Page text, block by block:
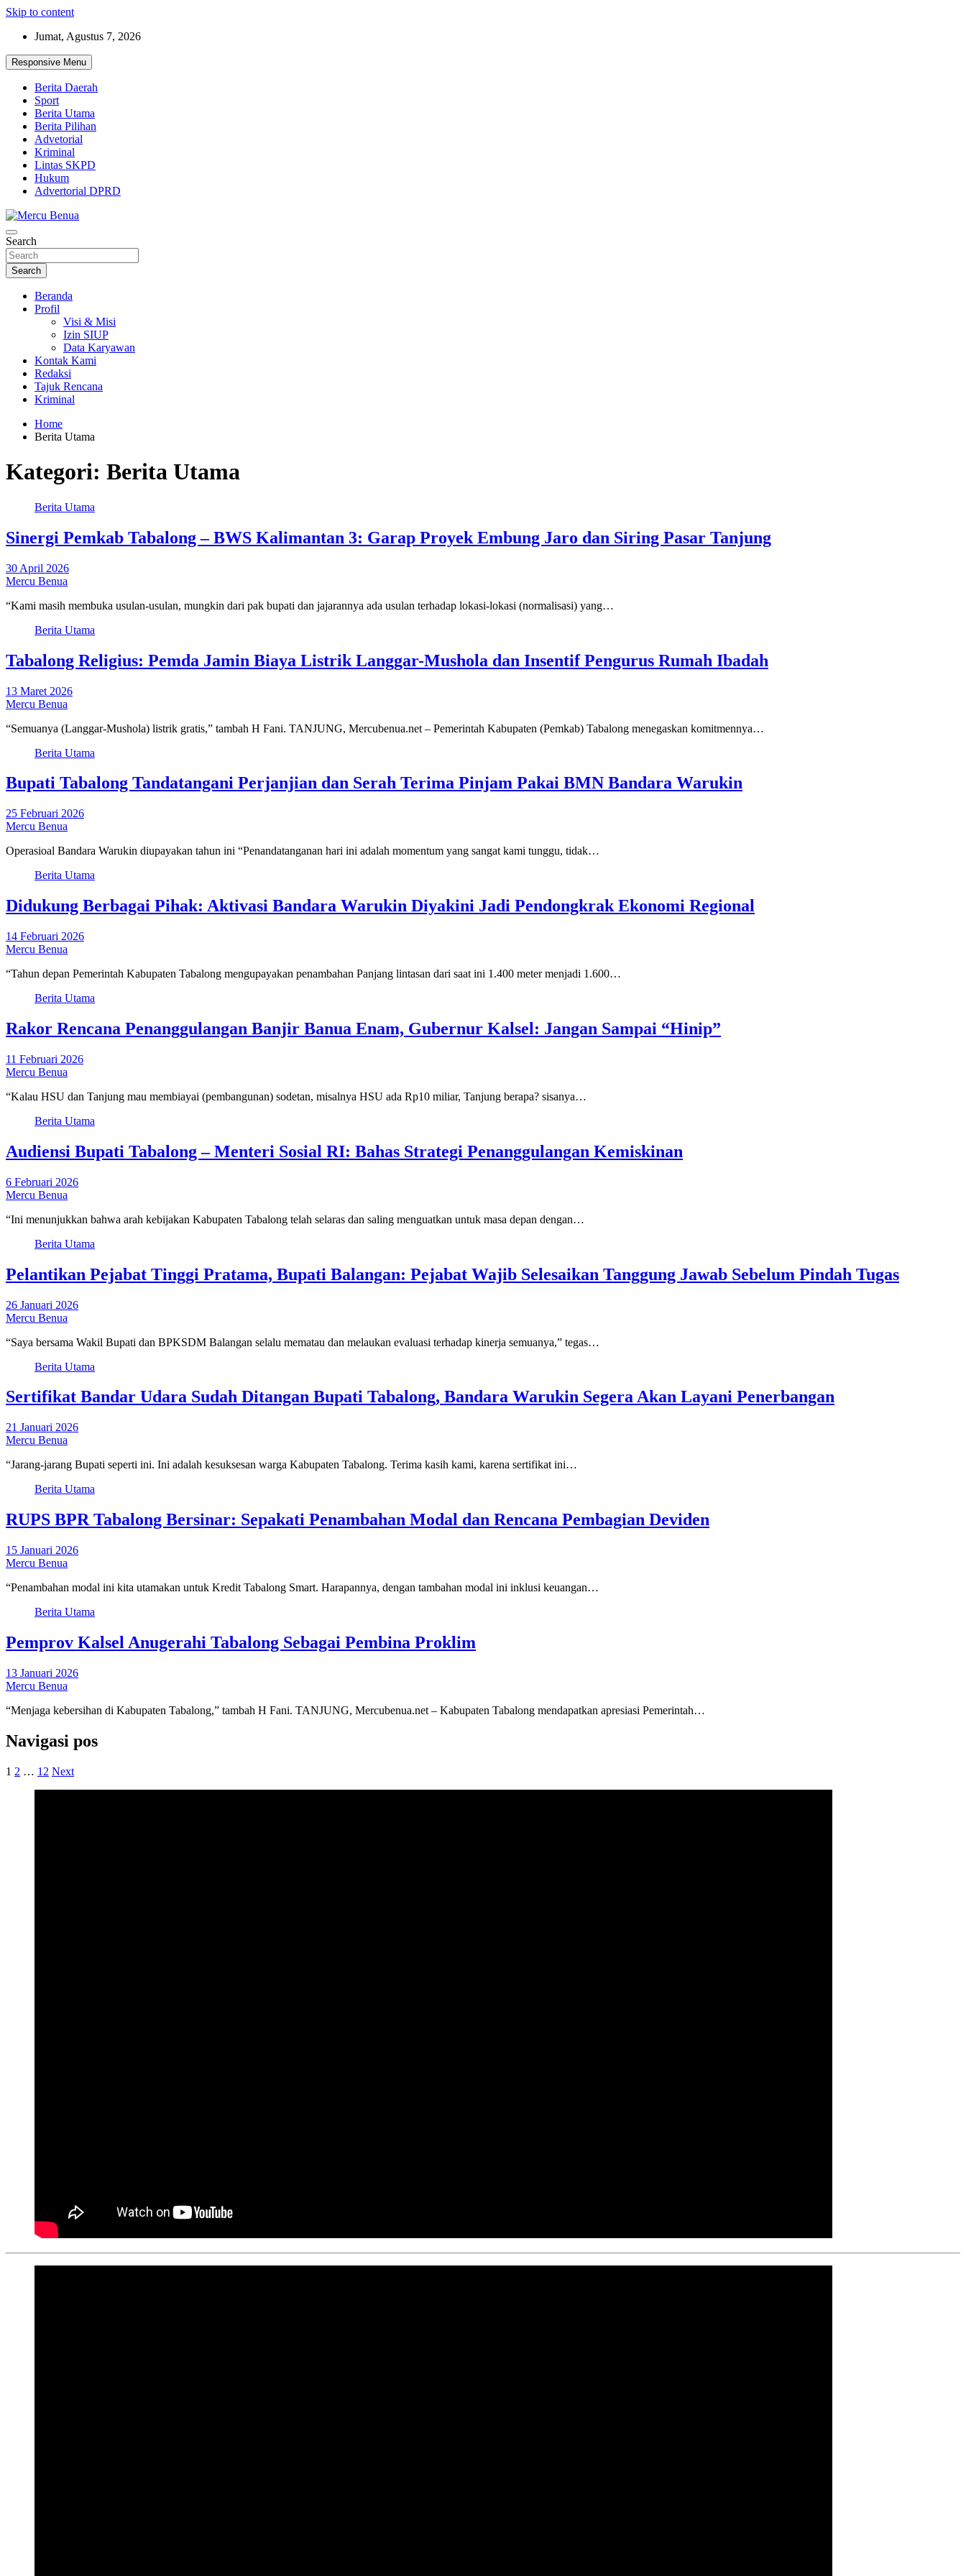
Skip to content
Jumat, Agustus 7, 2026
Responsive Menu
Berita Daerah
Sport
Berita Utama
Berita Pilihan
Advetorial
Kriminal
Lintas SKPD
Hukum
Advertorial DPRD
Mercu Benua
Suara Masyarakat Bawah
Search
Search
Beranda
Profil
Visi & Misi
Izin SIUP
Data Karyawan
Kontak Kami
Redaksi
Tajuk Rencana
Kriminal
Home
Berita Utama
Kategori: Berita Utama
Berita Utama
Sinergi Pemkab Tabalong – BWS Kalimantan 3: Garap Proyek Embung Jaro dan Siring Pasar Tanjung
30 April 2026
Mercu Benua
“Kami masih membuka usulan-usulan, mungkin dari pak bupati dan jajarannya ada usulan terhadap lokasi-lokasi (normalisasi) yang…
Berita Utama
Tabalong Religius: Pemda Jamin Biaya Listrik Langgar-Mushola dan Insentif Pengurus Rumah Ibadah
13 Maret 2026
Mercu Benua
“Semuanya (Langgar-Mushola) listrik gratis,” tambah H Fani. TANJUNG, Mercubenua.net – Pemerintah Kabupaten (Pemkab) Tabalong menegaskan komitmennya…
Berita Utama
Bupati Tabalong Tandatangani Perjanjian dan Serah Terima Pinjam Pakai BMN Bandara Warukin
25 Februari 2026
Mercu Benua
Operasioal Bandara Warukin diupayakan tahun ini “Penandatanganan hari ini adalah momentum yang sangat kami tunggu, tidak…
Berita Utama
Didukung Berbagai Pihak: Aktivasi Bandara Warukin Diyakini Jadi Pendongkrak Ekonomi Regional
14 Februari 2026
Mercu Benua
“Tahun depan Pemerintah Kabupaten Tabalong mengupayakan penambahan Panjang lintasan dari saat ini 1.400 meter menjadi 1.600…
Berita Utama
Rakor Rencana Penanggulangan Banjir Banua Enam, Gubernur Kalsel: Jangan Sampai “Hinip”
11 Februari 2026
Mercu Benua
“Kalau HSU dan Tanjung mau membiayai (pembangunan) sodetan, misalnya HSU ada Rp10 miliar, Tanjung berapa? sisanya…
Berita Utama
Audiensi Bupati Tabalong – Menteri Sosial RI: Bahas Strategi Penanggulangan Kemiskinan
6 Februari 2026
Mercu Benua
“Ini menunjukkan bahwa arah kebijakan Kabupaten Tabalong telah selaras dan saling menguatkan untuk masa depan dengan…
Berita Utama
Pelantikan Pejabat Tinggi Pratama, Bupati Balangan: Pejabat Wajib Selesaikan Tanggung Jawab Sebelum Pindah Tugas
26 Januari 2026
Mercu Benua
“Saya bersama Wakil Bupati dan BPKSDM Balangan selalu mematau dan melaukan evaluasi terhadap kinerja semuanya,” tegas…
Berita Utama
Sertifikat Bandar Udara Sudah Ditangan Bupati Tabalong, Bandara Warukin Segera Akan Layani Penerbangan
21 Januari 2026
Mercu Benua
“Jarang-jarang Bupati seperti ini. Ini adalah kesuksesan warga Kabupaten Tabalong. Terima kasih kami, karena sertifikat ini…
Berita Utama
RUPS BPR Tabalong Bersinar: Sepakati Penambahan Modal dan Rencana Pembagian Deviden
15 Januari 2026
Mercu Benua
“Penambahan modal ini kita utamakan untuk Kredit Tabalong Smart. Harapannya, dengan tambahan modal ini inklusi keuangan…
Berita Utama
Pemprov Kalsel Anugerahi Tabalong Sebagai Pembina Proklim
13 Januari 2026
Mercu Benua
“Menjaga kebersihan di Kabupaten Tabalong,” tambah H Fani. TANJUNG, Mercubenua.net – Kabupaten Tabalong mendapatkan apresiasi Pemerintah…
Navigasi pos
1 2 … 12 Next